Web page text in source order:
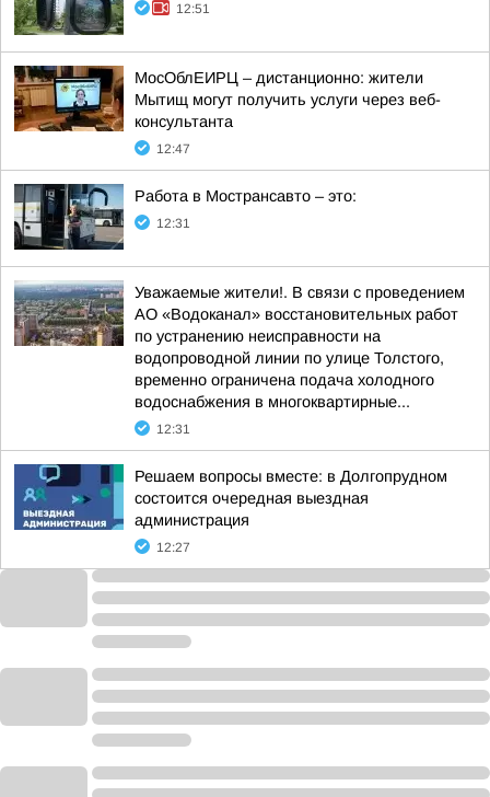
12:51
МосОблЕИРЦ – дистанционно: жители
Мытищ могут получить услуги через веб-
консультанта
12:47
Работа в Мострансавто – это:
12:31
Уважаемые жители!. В связи с проведением
АО «Водоканал» восстановительных работ
по устранению неисправности на
водопроводной линии по улице Толстого,
временно ограничена подача холодного
водоснабжения в многоквартирные...
12:31
Решаем вопросы вместе: в Долгопрудном
состоится очередная выездная
администрация
12:27